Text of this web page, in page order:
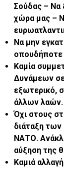
Σούδας – Nα
χώρα μας –
Να μην
οπουδήποτε
Καμία
Δυνάμεων σε
εξωτερικό,
άλλων λαών.
Όχι στους
διάταξη
ΝΑΤΟ.
αύξηση της
Καμιά